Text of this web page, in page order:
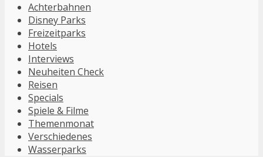
Achterbahnen
Disney Parks
Freizeitparks
Hotels
Interviews
Neuheiten Check
Reisen
Specials
Spiele & Filme
Themenmonat
Verschiedenes
Wasserparks